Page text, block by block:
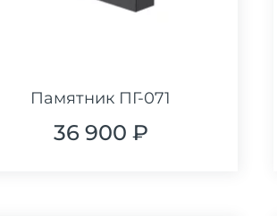
Памятник ПГ-071
36 900 ₽